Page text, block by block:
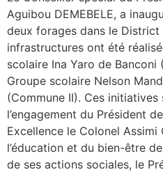
Aguibou DEMEBELE, a
deux forages dans le District
infrastructures ont été
scolaire Ina Yaro de
Groupe scolaire Nelson
(Commune II). Ces initiatives
l’engagement du Président
Excellence le Colonel Assimi
l’éducation et du bien-être
de ses actions sociales, le